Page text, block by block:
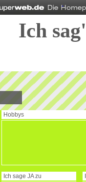
Ich
Hobbys
Ich sage JAzu